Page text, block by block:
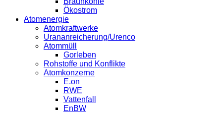
Ökostrom
Atomenergie
Atomkraftwerke
Urananreicherung/Urenco
Atommüll
Gorleben
Rohstoffe und Konflikte
Atomkonzerne
E.on
RWE
Vattenfall
EnBW